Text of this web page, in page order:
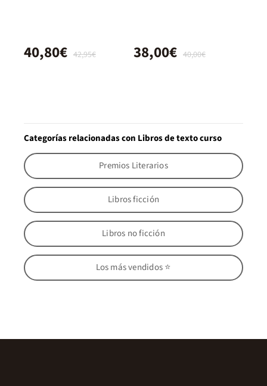
42,95€
40,80€ 40,00€
38,00€
Categorías relacionadas con Libros de texto curso
Premios Literarios
Libros ficción
Libros no ficción
Los más vendidos ⭐